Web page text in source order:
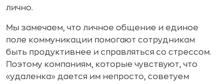
лично.
Мы замечаем, что личное общение и единое
поле коммуникации помогают сотрудникам
быть продуктивнее и справляться со стрессом.
Поэтому компаниям, которые чувствуют, что
«удаленка» дается им непросто, советуем